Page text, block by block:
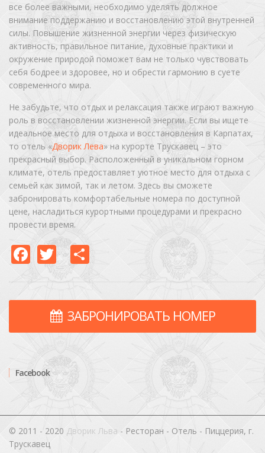
все более важными, необходимо уделять должное
внимание поддержанию и восстановлению этой внутренней
силы. Повышение жизненной энергии через физическую
активность, правильное питание, духовные практики и
окружение природой поможет вам не только чувствовать
себя бодрее и здоровее, но и обрести гармонию в суете
современного мира.
Не забудьте, что отдых и релаксация также играют важную
роль в восстановлении жизненной энергии. Если вы ищете
идеальное место для отдыха и восстановления в Карпатах,
то отель «Дворик Лева» на курорте Трускавец – это
прекрасный выбор. Расположенный в уникальном горном
климате, отель предоставляет уютное место для отдыха с
семьей как зимой, так и летом. Здесь вы сможете
забронировать комфортабельные номера по доступной
цене, насладиться курортными процедурами и прекрасно
провести время.
Facebook
Twitter
ЗАБРОНИРОВАТЬ НОМЕР
Facebook
© 2011 - 2020 Дворик Льва - Ресторан - Отель - Пиццерия, г.
Трускавец